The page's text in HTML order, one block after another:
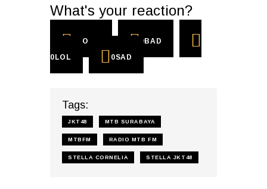
What's your reaction?
COOL 0BAD
0 LOL 0SAD
Tags:
JKT48 MTB SURABAYA
MTBFM RADIO MTB FM
STELLA CORNELIA STELLA JKT48